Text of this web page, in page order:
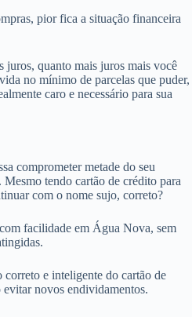
pior fica a situação financeira
juros, quanto mais juros mais você
no mínimo de parcelas que puder,
caro e necessário para sua
comprometer metade do seu
tendo cartão de crédito para
com o nome sujo, correto?
facilidade em Água Nova, sem
correto e inteligente do cartão de
novos endividamentos.